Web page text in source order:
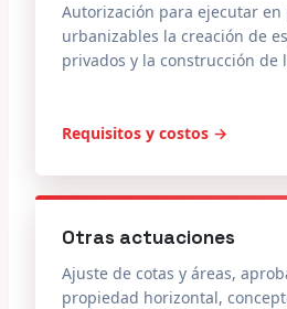
Autorización para ejecutar en
urbanizables la creación de
privados y la construcción de
Requisitos y costos →
Otras actuaciones
Ajuste de cotas y áreas,
propiedad horizontal,